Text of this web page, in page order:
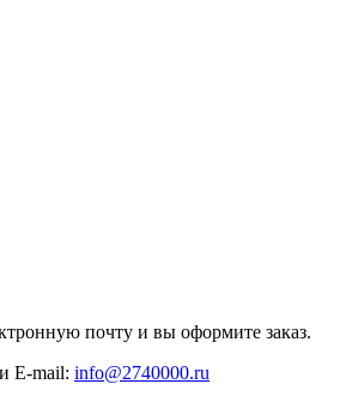
почту и вы оформите заказ.
E-mail: info@2740000.ru